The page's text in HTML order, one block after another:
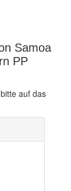
Samoa
PP
auf das